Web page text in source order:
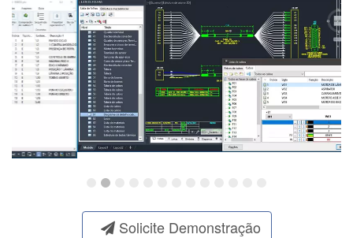
Solicite Demonstração